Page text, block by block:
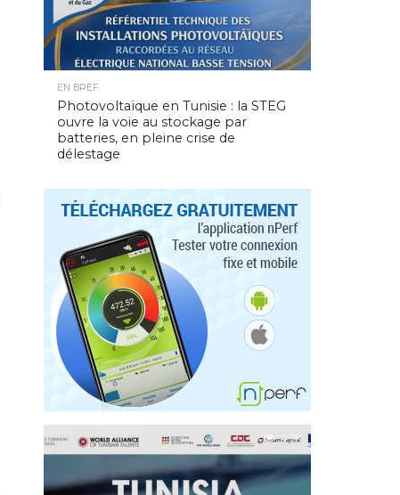
EN BREF
Photovoltaïque en Tunisie : la STEG
ouvre la voie au stockage par
batteries, en pleine crise de
délestage
4.9K